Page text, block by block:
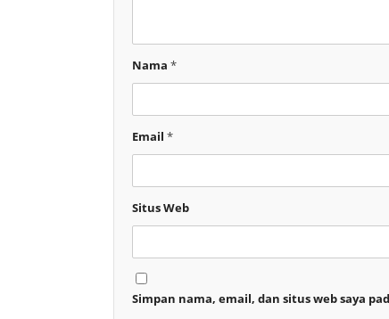
Nama *
Email *
Situs Web
Simpan nama, email, dan situs web saya